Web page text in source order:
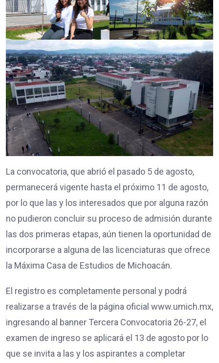
La convocatoria, que abrió el pasado 5 de agosto,
permanecerá vigente hasta el próximo 11 de agosto,
por lo que las y los interesados que por alguna razón
no pudieron concluir su proceso de admisión durante
las dos primeras etapas, aún tienen la oportunidad de
incorporarse a alguna de las licenciaturas que ofrece
la Máxima Casa de Estudios de Michoacán.
El registro es completamente personal y podrá
realizarse a través de la página oficial www.umich.mx,
ingresando al banner Tercera Convocatoria 26-27, el
examen de ingreso se aplicará el 13 de agosto por lo
que se invita a las y los aspirantes a completar